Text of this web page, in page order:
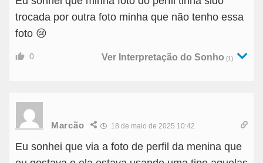
trocada por outra foto minha que não tenho essa
foto 😢
0 Ver Interpretação do Sonho (1)
Marcão 18 de maio de 2025 10:42
Eu sonhei que via a foto de perfil da menina que